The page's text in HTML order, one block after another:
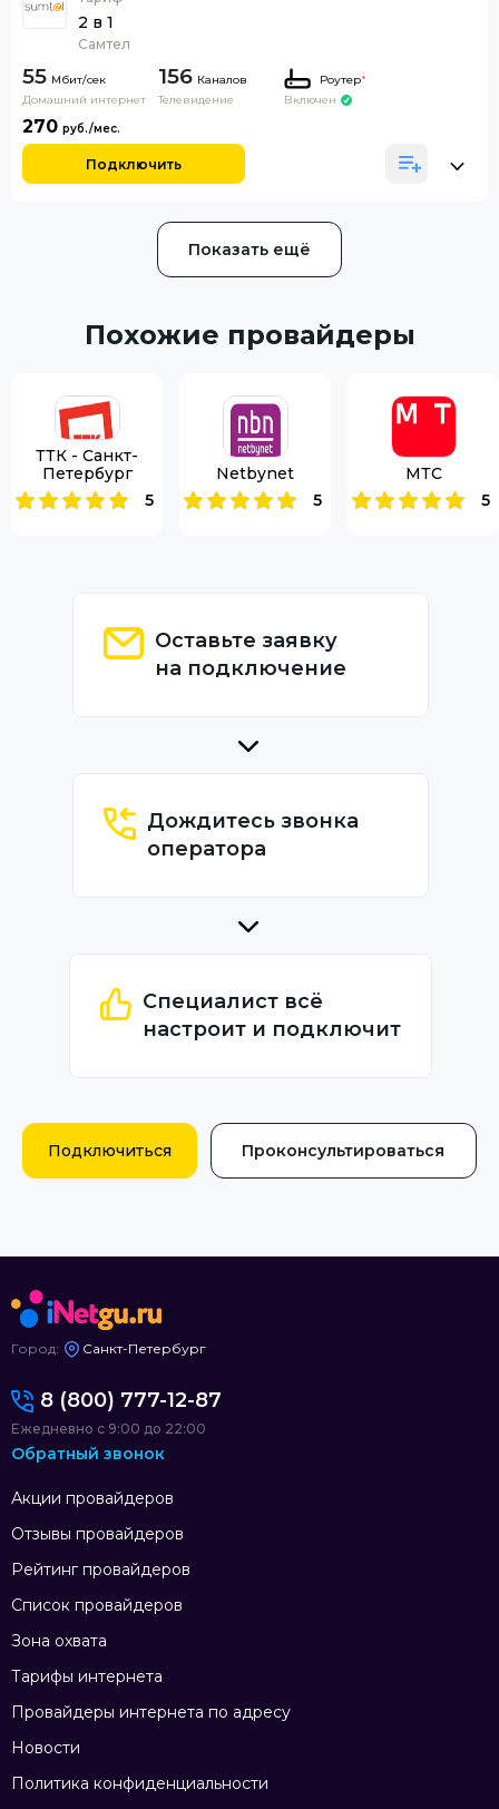
2 в 1
Самтел
55
Домашний интернет
156 Каналов
Телевидение
Роутер*
Включен
270
Подключить
Показать ещё
Похожие провайдеры
ТТК - Санкт-
Петербург
5
Netbynet
5
МТС
5
Оставьте заявку
на подключение
Дождитесь звонка
оператора
Специалист всё
настроит и подключит
Подключиться Проконсультироваться
Город: Санкт-Петербург
Акции провайдеров
Отзывы провайдеров
Рейтинг провайдеров
Список провайдеров
Зона охвата
Тарифы интернета
Провайдеры интернета по адресу
Новости
Политика конфиденциальности
8 (800) 777-12-87
Ежедневно с 9:00 до 22:00
Обратный звонок